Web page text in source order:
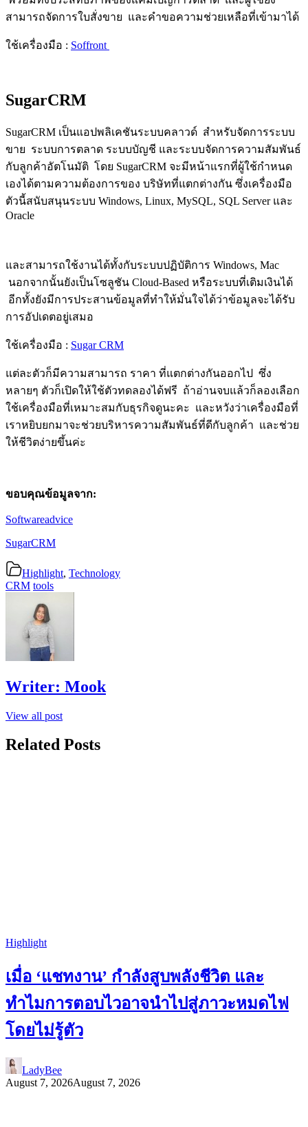
สามารถจัดการใบสั่งขาย และคำขอความช่วยเหลือที่เข้ามาได้
ใช้เครื่องมือ : Soffront
SugarCRM
SugarCRM เป็นแอปพลิเคชันระบบคลาวด์ สำหรับจัดการระบบ
ขาย ระบบการตลาด ระบบบัญชี และระบบจัดการความสัมพันธ์
กับลูกค้าอัตโนมัติ โดย SugarCRM จะมีหน้าแรกที่ผู้ใช้กำหนด
เองได้ตามความต้องการของ บริษัทที่แตกต่างกัน ซึ่งเครื่องมือ
ตัวนี้สนับสนุนระบบ Windows, Linux, MySQL, SQL Server และ
Oracle
และสามารถใช้งานได้ทั้งกับระบบปฏิบัติการ Windows, Mac
นอกจากนั้นยังเป็นโซลูชัน Cloud-Based หรือระบบที่เติมเงินได้
อีกทั้งยังมีการประสานข้อมูลที่ทำให้มั่นใจได้ว่าข้อมูลจะได้รับ
การอัปเดตอยู่เสมอ
ใช้เครื่องมือ : Sugar CRM
แต่ละตัวก็มีความสามารถ ราคา ที่แตกต่างกันออกไป ซึ่ง
หลายๆ ตัวก็เปิดให้ใช้ตัวทดลองได้ฟรี ถ้าอ่านจบแล้วก็ลองเลือก
ใช้เครื่องมือที่เหมาะสมกับธุรกิจดูนะคะ และหวังว่าเครื่องมือที่
เราหยิบยกมาจะช่วยบริหารความสัมพันธ์ที่ดีกับลูกค้า และช่วย
ให้ชีวิตง่ายขึ้นค่ะ
ขอบคุณข้อมูลจาก:
Softwareadvice
SugarCRM
Highlight, Technology
CRM tools
Writer: Mook
View all post
Related Posts
Highlight
เมื่อ ‘แชทงาน’ กำลังสูบพลังชีวิต และ
ทำไมการตอบไวอาจนำไปสู่ภาวะหมดไฟ
โดยไม่รู้ตัว
LadyBee
August 7, 2026August 7, 2026